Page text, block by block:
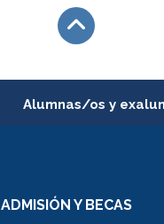
Alumnas/os y
Consulta y certificado de
ADMISIÓN Y BECAS